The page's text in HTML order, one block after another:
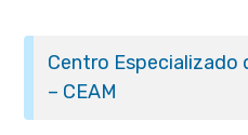
Centro Especializado
– CEAM